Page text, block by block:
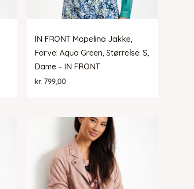
IN FRONT Mapelina Jakke,
Farve: Aqua Green, Størrelse: S,
Dame – IN FRONT
kr.799,00